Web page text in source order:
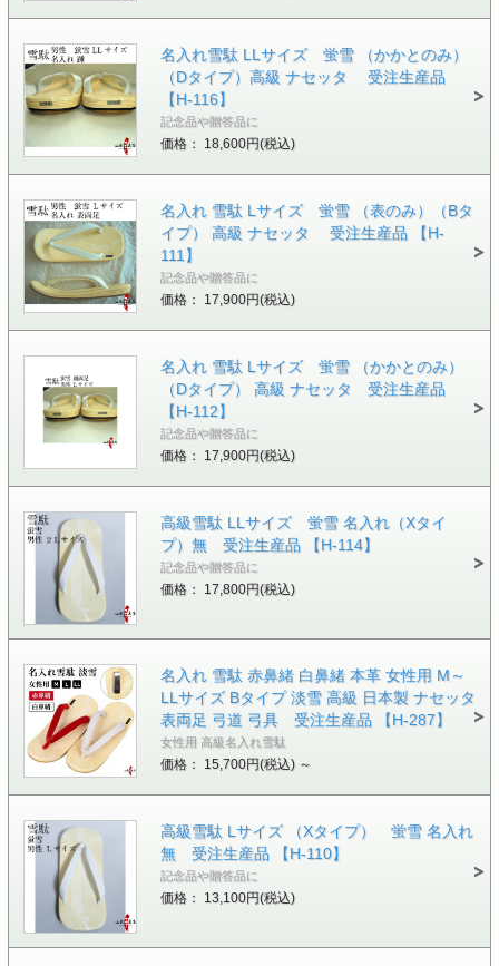
名入れ雪駄 LLサイズ 蛍雪 （かかとのみ）
（Dタイプ）高級 ナセッタ 受注生産品
【H-116】
記念品や贈答品に
価格： 18,600円(税込)
名入れ 雪駄 Lサイズ 蛍雪 （表のみ）（Bタ
イプ） 高級 ナセッタ 受注生産品 【H-
111】
記念品や贈答品に
価格： 17,900円(税込)
名入れ 雪駄 Lサイズ 蛍雪 （かかとのみ）
（Dタイプ） 高級 ナセッタ 受注生産品
【H-112】
記念品や贈答品に
価格： 17,900円(税込)
高級雪駄 LLサイズ 蛍雪 名入れ（Xタイ
プ）無 受注生産品 【H-114】
記念品や贈答品に
価格： 17,800円(税込)
名入れ 雪駄 赤鼻緒 白鼻緒 本革 女性用 M～
LLサイズ Bタイプ 淡雪 高級 日本製 ナセッタ
表両足 弓道 弓具 受注生産品 【H-287】
女性用 高級名入れ雪駄
価格： 15,700円(税込) ～
高級雪駄 Lサイズ （Xタイプ） 蛍雪 名入れ
無 受注生産品 【H-110】
記念品や贈答品に
価格： 13,100円(税込)